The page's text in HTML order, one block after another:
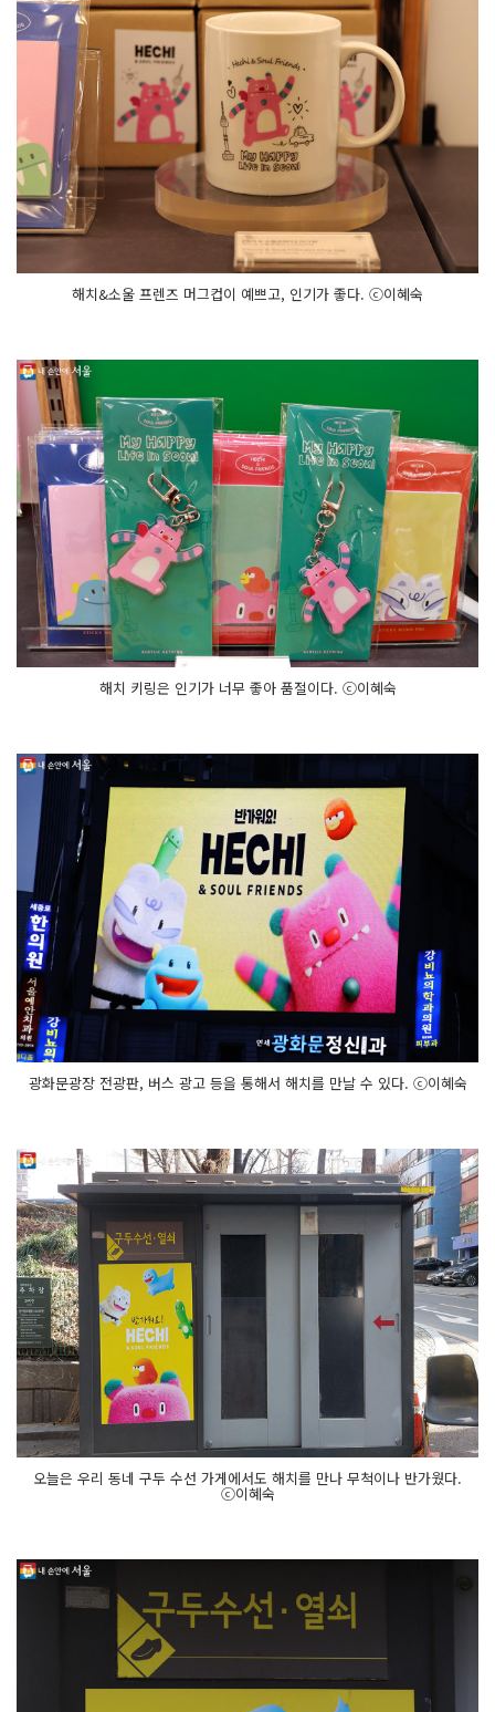
해치&소울 프렌즈 머그컵이 예쁘고, 인기가 좋다. ⓒ이혜숙
해치 키링은 인기가 너무 좋아 품절이다. ⓒ이혜숙
광화문광장 전광판, 버스 광고 등을 통해서 해치를 만날 수 있다. ⓒ이혜숙
오늘은 우리 동네 구두 수선 가게에서도 해치를 만나 무척이나 반가웠다.
ⓒ이혜숙